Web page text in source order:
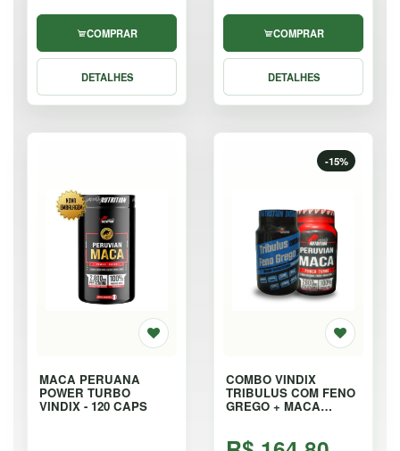
COMPRAR
DETALHES
COMPRAR
DETALHES
MACA PERUANA
POWER TURBO
VINDIX - 120 CAPS
-15%
COMBO VINDIX
TRIBULUS COM FENO
GREGO + MACA